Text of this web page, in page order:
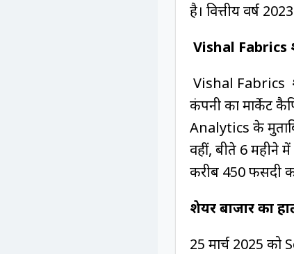
है। वित्तीय वर्ष
Vishal Fabrics
Vishal Fabrics
कंपनी का मार्केट
Analytics के
वहीं, बीते 6 महीने में
करीब 450 फीसदी का
शेयर बाजार का
25 मार्च 2025